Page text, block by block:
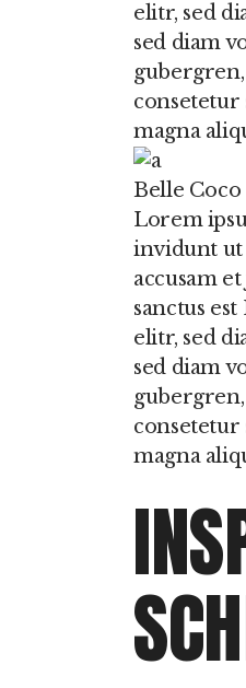
elitr, sed
sed diam
magna
Belle
Lorem
invidunt ut
accusam
sanctus
elitr, sed
sed diam
magna